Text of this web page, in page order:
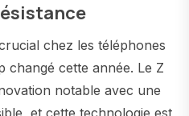
chez les téléphones
changé cette année. Le Z
notable avec une
et cette technologie est